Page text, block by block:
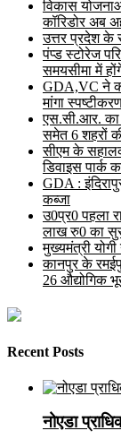
विकास
कॉरिडोर अब
उत्तर प्रदेश के
पंप्ड स्टोरेज
समयसीमा में
GDA,VC ने
मांगा
एस.सी.आर. का
समेत 6 शहरों
सीएम के
डिवाइस पार्क
GDA :
कब्जा
उ0प्र0 पहला
लाख रु0 का
मुख्यमंत्री
कानपुर के
26 औद्योगिक
Recent Posts
नोएडा